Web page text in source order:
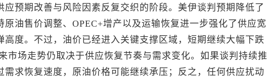
应预期改善与风险因素反复交织的阶段。美伊谈判预期降低了
原油售价调整、OPEC+增产以及运输恢复进一步强化了供应宽
高度。不过，油价已经进入关键支撑区域，短期继续大幅下跌
市场走势仍取决于供应恢复节奏与需求变化。如果谈判持续推
需求恢复速度，原油价格可能继续承压；反之，任何供应扰动